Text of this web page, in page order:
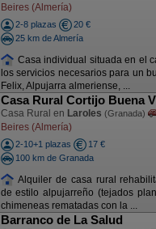
Beires (Almería)
2-8 plazas
20 €
25 km de Almería
Casa individual situada en el
los servicios necesarios para un
Felix, Alpujarra almeriense, ...
Casa Rural Cortijo Buena
Casa Rural en Laroles (Granada)
Beires (Almería)
2-10+1 plazas
17 €
100 km de Granada
Alquiler de casa rural
de estilo alpujarreño (tejados
chimeneas rematadas con la ...
Barranco de La Salud